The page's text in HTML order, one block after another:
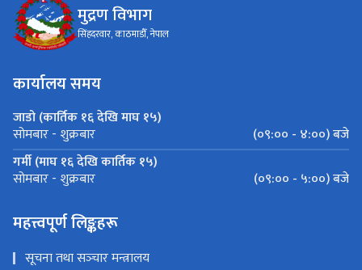
मुद्रण विभाग
सिंहदरवार, काठमाडौँ, नेपाल
कार्यालय समय
जाडो (कार्तिक १६ देखि माघ १५)
सोमबार - शुक्रबार
(०९:०० - ४:००) बजे
गर्मी (माघ १६ देखि कार्तिक १५)
सोमबार - शुक्रबार (०९:०० - ५:००) बजे
महत्त्वपूर्ण लिङ्कहरू
सूचना तथा सञ्‍चार मन्त्रालय